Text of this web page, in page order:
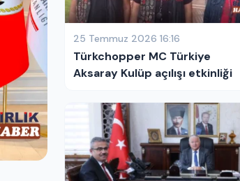
25 Temmuz 2026 16:16
Türkchopper MC Türkiye
Aksaray Kulüp açılışı etkinliği